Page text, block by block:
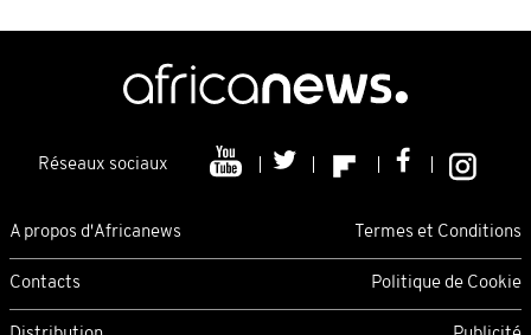
Réseaux sociaux
A propos d'Africanews Termes et Conditions
Contacts Politique de Cookie